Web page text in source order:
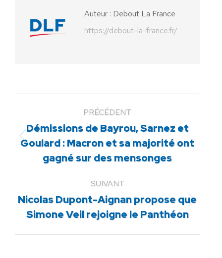
Auteur : Debout La France
https://debout-la-france.fr/
PRÉCÉDENT
Article
:
Démissions de Bayrou, Sarnez et
Goulard : Macron et sa majorité ont
gagné sur des mensonges
SUIVANT
Article
suivant
Nicolas Dupont-Aignan propose que
Simone Veil rejoigne le Panthéon